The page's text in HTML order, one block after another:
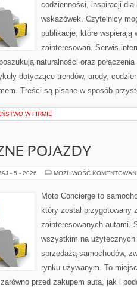
codzienności, inspiracji
wskazówek. Czytelnicy
publikacje, które wspierają
zainteresowań. Serwis
naturalności oraz
dotyczące trendów, urody,
Treści są pisane w sposób
W FIRMIE
POJAZDY
- 5 - 2026 MOŻLIWOŚĆ
Moto Concierge to
który został przygotowany
zainteresowanych autami.
wszystkim na
sprzedażą samochodów,
rynku używanym. To
przed zakupem auta, jak i